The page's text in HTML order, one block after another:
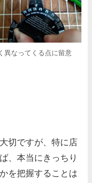
異なってくる点に留意
切ですが、特に店
、本当にきっちり
を把握することは